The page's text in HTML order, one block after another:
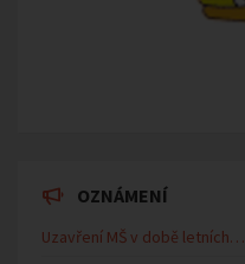
OZNÁMENÍ
Uzavření MŠ v době letních…